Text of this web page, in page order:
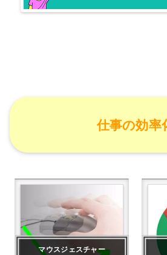
仕事の効率
マウスジェスチャー